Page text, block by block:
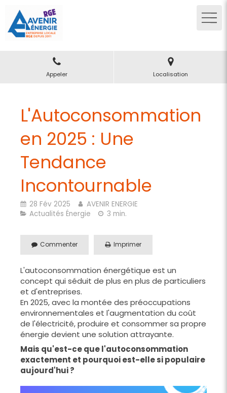
Appeler Localisation
L'Autoconsommation
en 2025 : Une
Tendance
Incontournable
28 Fév 2025
AVENIR ENERGIE
Actualités Énergie
3 min.
Commenter Imprimer
L'autoconsommation énergétique est un
concept qui séduit de plus en plus de particuliers
et d'entreprises.
En 2025, avec la montée des préoccupations
environnementales et l'augmentation du coût
de l'électricité, produire et consommer sa propre
énergie devient une solution attrayante.
Mais qu'est-ce que l'autoconsommation
exactement et pourquoi est-elle si populaire
aujourd'hui ?